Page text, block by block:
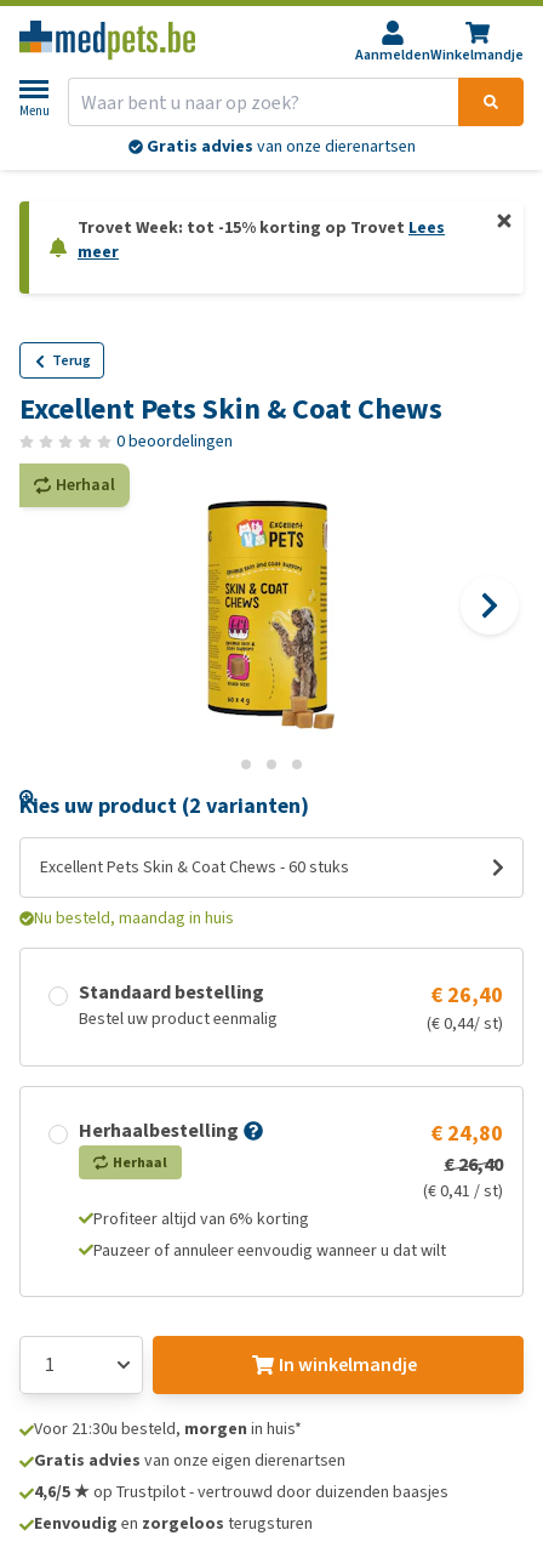
AanmeldenWinkelmandje
Menu
Gratis advies van onze dierenartsen
Trovet Week: tot -15% korting op Trovet Lees
meer
Terug
Excellent Pets Skin & Coat Chews
0 beoordelingen
Herhaal
Kies uw product (2 varianten)
Excellent Pets Skin & Coat Chews - 60 stuks
Nu besteld, maandag in huis
Standaard bestelling
Bestel uw product eenmalig
€ 26,40
(€ 0,44/ st)
Herhaalbestelling
Herhaal
€ 24,80
€ 26,40
(€ 0,41 / st)
Profiteer altijd van 6% korting
Pauzeer of annuleer eenvoudig wanneer u dat wilt
In winkelmandje
Voor 21:30u besteld, morgen in huis*
Gratis advies van onze eigen dierenartsen
4,6/5 ★op Trustpilot - vertrouwd door duizenden baasjes
Eenvoudig en zorgeloos terugsturen